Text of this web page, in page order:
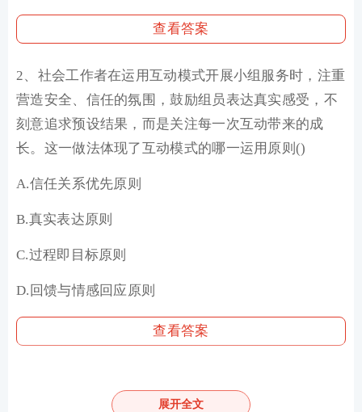
查看答案
2、社会工作者在运用互动模式开展小组服务时，注重
营造安全、信任的氛围，鼓励组员表达真实感受，不
刻意追求预设结果，而是关注每一次互动带来的成
长。这一做法体现了互动模式的哪一运用原则()
A.信任关系优先原则
B.真实表达原则
C.过程即目标原则
D.回馈与情感回应原则
查看答案
组”，通过集体讨论明确养犬规范、制定宣传方案，并
展开全文